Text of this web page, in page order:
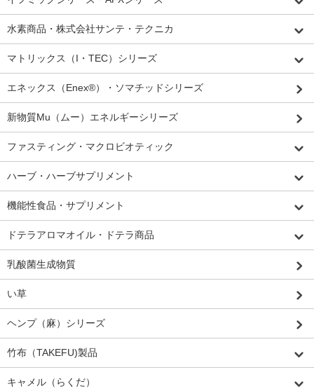
水素商品・株式会社サンテ・テクニカ
マトリックス（I・TEC）シリーズ
エネックス（Enex®）・ソマチッドシリーズ
新物質Mu（ムー）エネルギーシリーズ
ファスティング・マクロビオティック
ハーブ・ハーブサプリメント
機能性食品・サプリメント
ドテラアロマオイル・ドテラ商品
乳酸菌生成物質
い草
ヘンプ（麻）シリーズ
竹布（TAKEFU)製品
キャメル（らくだ）